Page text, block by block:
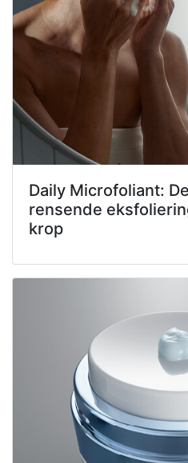
Daily Microfoliant:
rensende
krop